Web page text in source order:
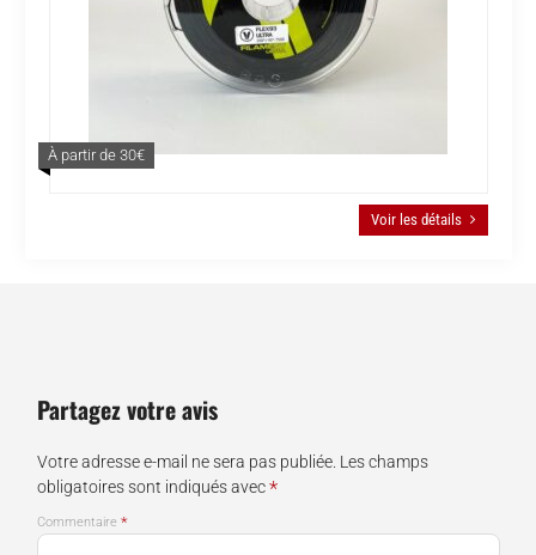
À partir de 30€
Voir les détails
Partagez votre avis
Votre adresse e-mail ne sera pas publiée. Les champs
obligatoires sont indiqués avec*
Commentaire *